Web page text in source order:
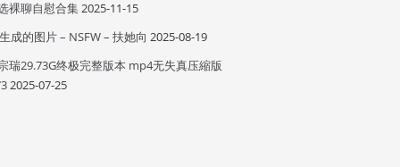
裸聊自慰合集2025-11-15
成的图片 – NSFW – 扶她向 2025-08-19
瑞29.73G终极完整版本 mp4无失真压縮版
2025-07-25